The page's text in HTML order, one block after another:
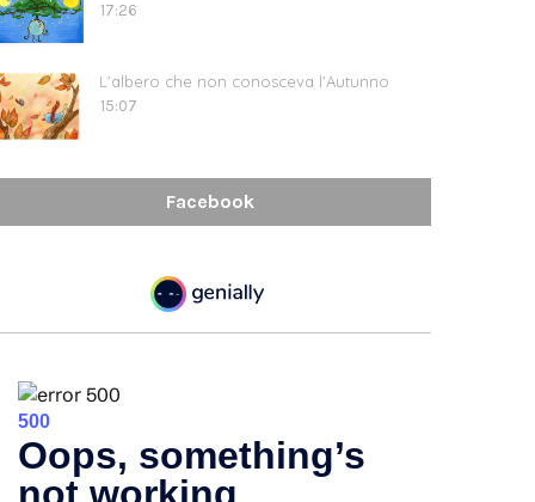
17:26
L'albero che non conosceva l'Autunno
15:07
Facebook